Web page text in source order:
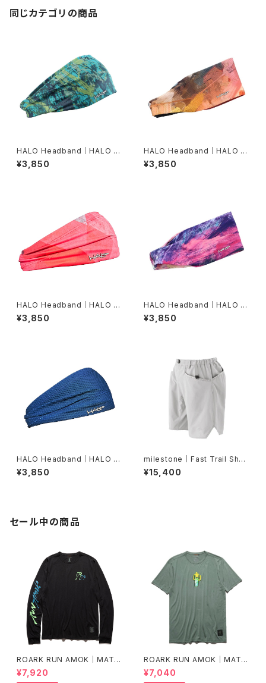
同じカテゴリの商品
HALO Headband｜HALO バ
ンディット JP（Movas）
¥3,850
HALO Headband｜HALO バ
ンディット JP（Air modern oi
l）
¥3,850
HALO Headband｜HALO バ
ンディット JP（Vinst）
¥3,850
HALO Headband｜HALO バ
ンディット JP（dusk）
¥3,850
HALO Headband｜HALO バ
ンディット JP（Air Abyss Blu
e）
¥3,850
milestone｜Fast Trail Shor
ts（グレーシャーシルバー）
¥15,400
セール中の商品
ROARK RUN AMOK｜MATHI
S LS col.BLACK FJORD
¥7,920
ROARK RUN AMOK｜MATHI
S CORE SS col.FOREST
¥7,040